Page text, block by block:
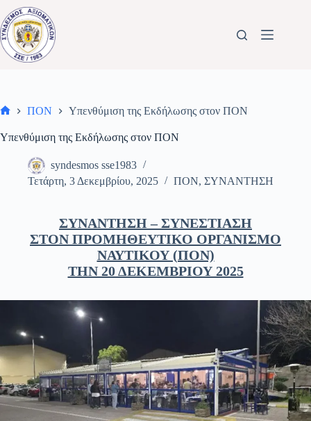
Μετάβαση
στο
περιεχόμενο
σελίδα
ΠΟΝ Υπενθύμιση της Εκδήλωσης στον ΠΟΝ
Υπενθύμιση της Εκδήλωσης στον ΠΟΝ
syndesmos sse1983
Τετάρτη, 3 Δεκεμβρίου, 2025
ΠΟΝ, ΣΥΝΑΝΤΗΣΗ
ΣΥΝΑΝΤΗΣΗ – ΣΥΝΕΣΤΙΑΣΗ
ΣΤΟΝ ΠΡΟΜΗΘΕΥΤΙΚΟ ΟΡΓΑΝΙΣΜΟ
ΝΑΥΤΙΚΟΥ (ΠΟΝ)
ΤΗΝ 20 ΔΕΚΕΜΒΡΙΟΥ 2025